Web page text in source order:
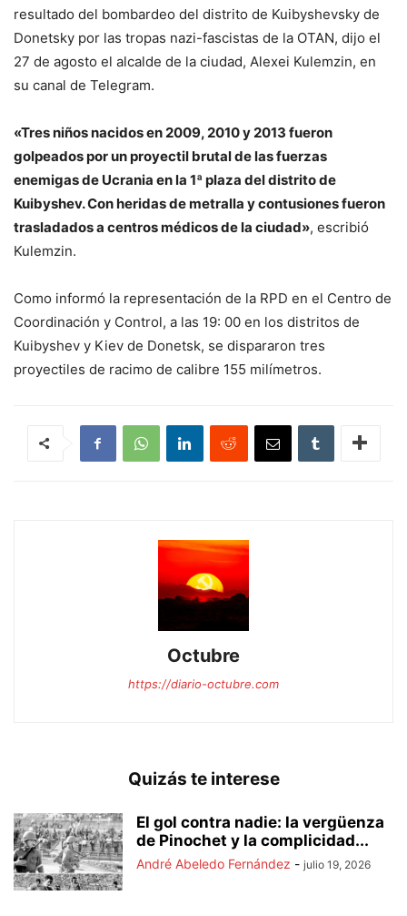
resultado del bombardeo del distrito de Kuibyshevsky de
Donetsky por las tropas nazi-fascistas de la OTAN, dijo el
27 de agosto el alcalde de la ciudad, Alexei Kulemzin, en
su canal de Telegram.
«Tres niños nacidos en 2009, 2010 y 2013 fueron
golpeados por un proyectil brutal de las fuerzas
enemigas de Ucrania en la 1ª plaza del distrito de
Kuibyshev. Con heridas de metralla y contusiones fueron
trasladados a centros médicos de la ciudad», escribió
Kulemzin.
Como informó la representación de la RPD en el Centro de
Coordinación y Control, a las 19: 00 en los distritos de
Kuibyshev y Kiev de Donetsk, se dispararon tres
proyectiles de racimo de calibre 155 milímetros.
Octubre
https://diario-octubre.com
Quizás te interese
El gol contra nadie: la vergüenza
de Pinochet y la complicidad...
André Abeledo Fernández - julio 19, 2026